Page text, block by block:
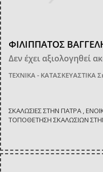
ΦΙΛΙΠΠΑΤΟΣ
Δεν έχει αξιολογηθεί
ΤΕΧΝΙΚΑ - ΚΑΤΑΣΚΕΥΑΣΤΙΚΑ
ΣΚΑΛΩΣΙΕΣ ΣΤΗΝ ΠΑΤΡΑ ,
ΤΟΠΟΘΕΤΗΣΗ ΣΚΑΛΩΣΙΩΝ